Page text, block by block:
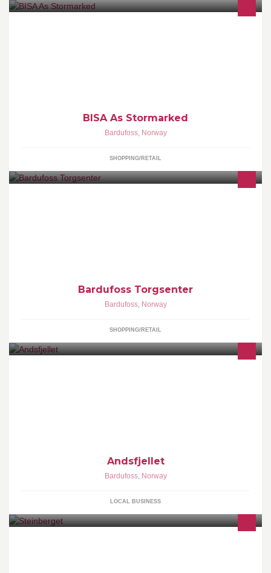
BISA As Stormarked
Bardufoss, Norway
SHOPPING/RETAIL
Bardufoss Torgsenter
Bardufoss, Norway
SHOPPING/RETAIL
Andsfjellet
Bardufoss, Norway
LOCAL BUSINESS